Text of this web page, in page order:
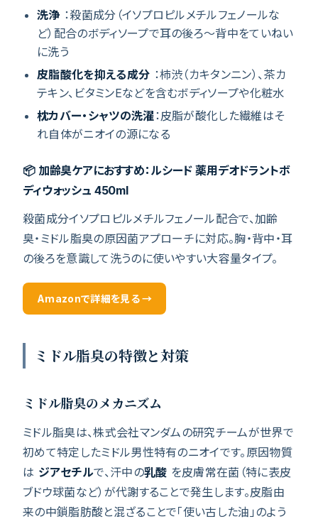
洗浄 ：殺菌成分（イソプロピルメチルフェノールな
ど）配合のボディソープで耳の後ろ〜背中をていねい
に洗う
皮脂酸化を抑える成分 ：柿渋（カキタンニン）、茶カ
テキン、ビタミンEなどを含むボディソープや化粧水
枕カバー・シャツの洗濯：皮脂が酸化した繊維はそ
れ自体がニオイの源になる
📦 加齢臭ケアにおすすめ：ルシード 薬用デオドラントボ
ディウォッシュ 450ml
殺菌成分イソプロピルメチルフェノール配合で、加齢
臭・ミドル脂臭の原因菌アプローチに対応。胸・背中・耳
の後ろを意識して洗うのに使いやすい大容量タイプ。
Amazonで詳細を見る →
ミドル脂臭の特徴と対策
ミドル脂臭のメカニズム
ミドル脂臭は、株式会社マンダムの研究チームが世界で
初めて特定したミドル男性特有のニオイです。原因物質
は ジアセチルで、汗中の乳酸 を皮膚常在菌（特に表皮
ブドウ球菌など）が代謝することで発生します。皮脂由
来の中鎖脂肪酸と混ざることで「使い古した油」のよう